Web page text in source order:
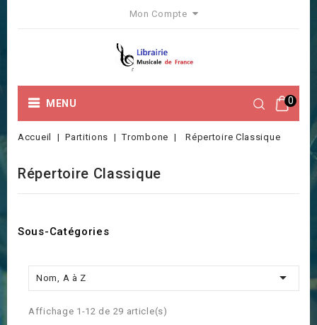
Mon Compte
0
MENU
Accueil Partitions Trombone Répertoire Classique
Répertoire Classique
Sous-Catégories
Nom, A à Z 
Affichage 1-12 de 29 article(s)